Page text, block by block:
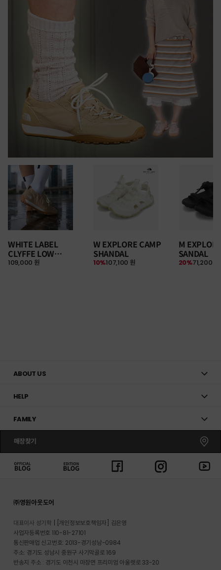
WHITE LABEL
CLYFFE LOW
SNEAKERS
109,000 원
W EXPLORE CAMP
SHANDAL
107,100 원
10%
M
SANDAL
71,200 원
20%
ABOUT US
HELP
FAMILY
매장찾기
㈜영원아웃도어
대표이사 성기학
[개인정보보호책임자] 김은영
사업자등록번호 110-81-27101
통신판매업 신고번호: 2013-경기성남-0984
주소: 경기도 성남시 중원구 사기막골로 169
반송지 주소 : 경기도 이천시 마장면 프리미엄 아울렛로 33-20